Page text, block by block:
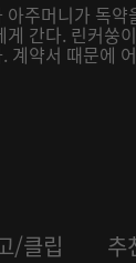
주머니가 독
간다. 린커쑹
계약서 때문에
/클립 추